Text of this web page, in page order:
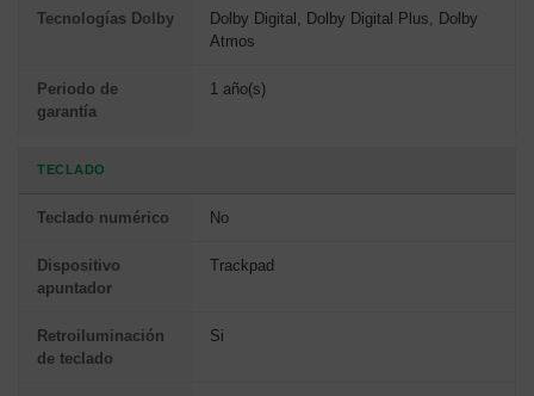
Tecnologías Dolby
Dolby Digital, Dolby Digital Plus, Dolby
Atmos
Periodo de
garantía
1 año(s)
TECLADO
Teclado numérico No
Dispositivo
apuntador
Trackpad
Retroiluminación
de teclado
Si